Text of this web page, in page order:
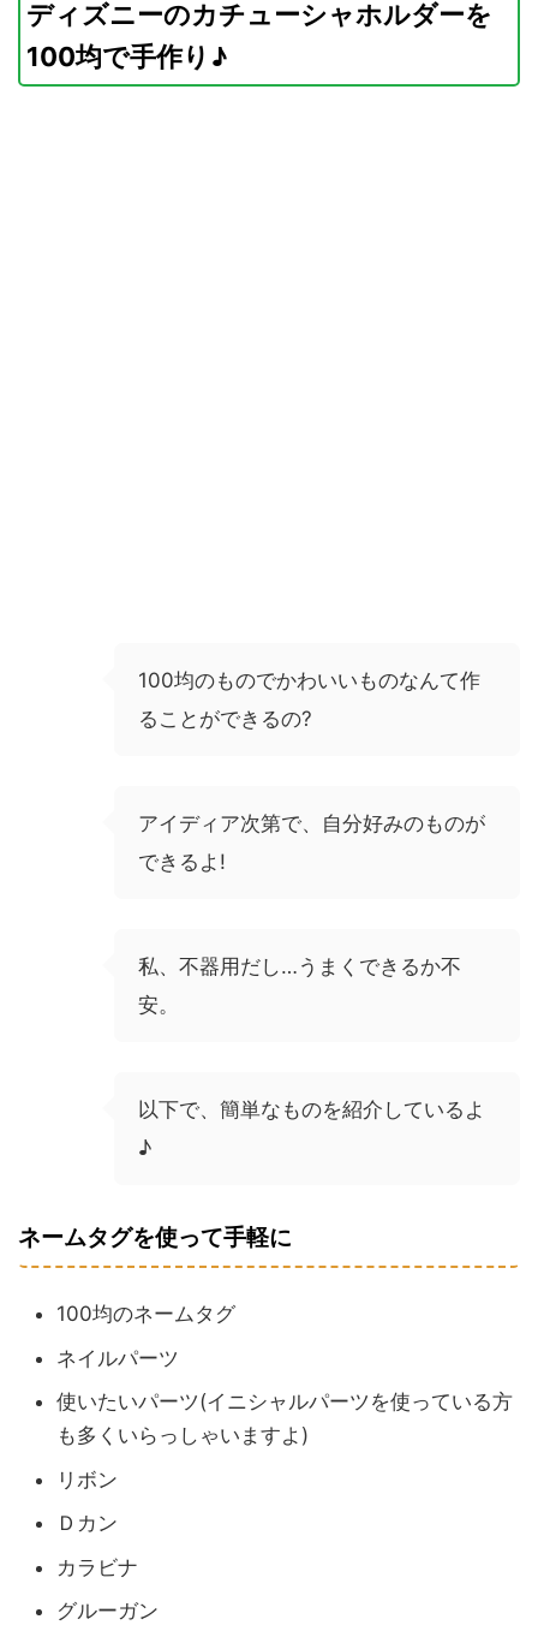
ディズニーのカチューシャホルダーを
100均で手作り♪
100均のものでかわいいものなんて作
ることができるの?
アイディア次第で、自分好みのものが
できるよ!
私、不器用だし…うまくできるか不
安。
以下で、簡単なものを紹介しているよ
♪
ネームタグを使って手軽に
100均のネームタグ
ネイルパーツ
使いたいパーツ(イニシャルパーツを使っている方
も多くいらっしゃいますよ)
リボン
Ｄカン
カラビナ
グルーガン